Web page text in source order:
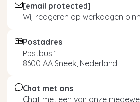
[email protected]
Wij reageren op werkdagen
Postadres
Postbus 1
8600 AA Sneek, Nederland
Chat met ons
Chat met een van onze